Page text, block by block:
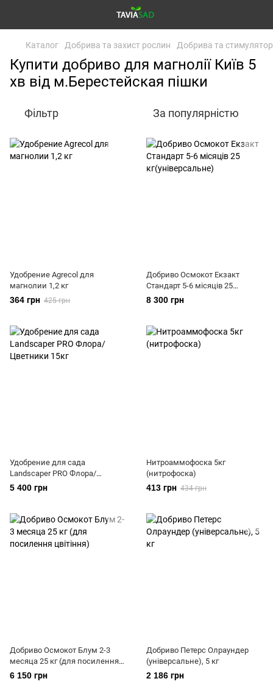
Каталог Добрива та захист рослин Добрива та
Купити добриво для магнолії Київ 5
хв від м.Берестейская пішки
Фільтр За популярністю
Удобрение Agrеcol для
магнолии 1,2 кг
364 грн 425 грн
Добриво Осмокот Екзакт
Стандарт 5-6 місяців 25
кг(універсальне)
8 300 грн
Удобрение для сада
Landscaper PRO Флора/
Цветники 15кг
5 400 грн
Нитроаммофоска 5кг
(нитрофоска)
413 грн 434 грн
Добриво Осмокот Блум 2-3
месяца 25 кг (для посилення
цвітіння)
6 150 грн
Добриво Петерс Олраундер
(універсальне), 5 кг
2 186 грн